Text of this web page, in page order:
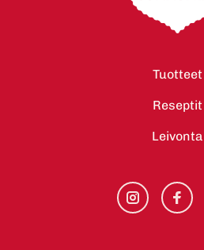
Tuotteet
Reseptit
Leivonta